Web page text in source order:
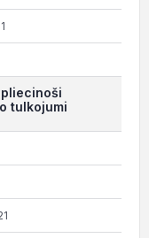
tulkojumi